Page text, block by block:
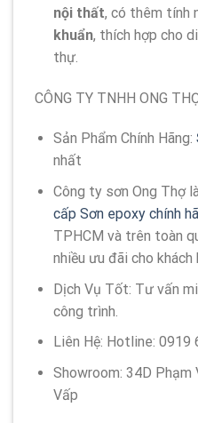
nội thất, có thêm tính
khuẩn, thích hợp cho
thự.
CÔNG TY TNHH ONG
Sản Phẩm Chính Hãng:
nhất
Công ty sơn Ong Thợ
cấp Sơn epoxy chính
TPHCM và trên toàn
nhiều ưu đãi cho khách
Dịch Vụ Tốt: Tư vấn
công trình.
Liên Hệ: Hotline:
Showroom: 34D Phạm
Vấp